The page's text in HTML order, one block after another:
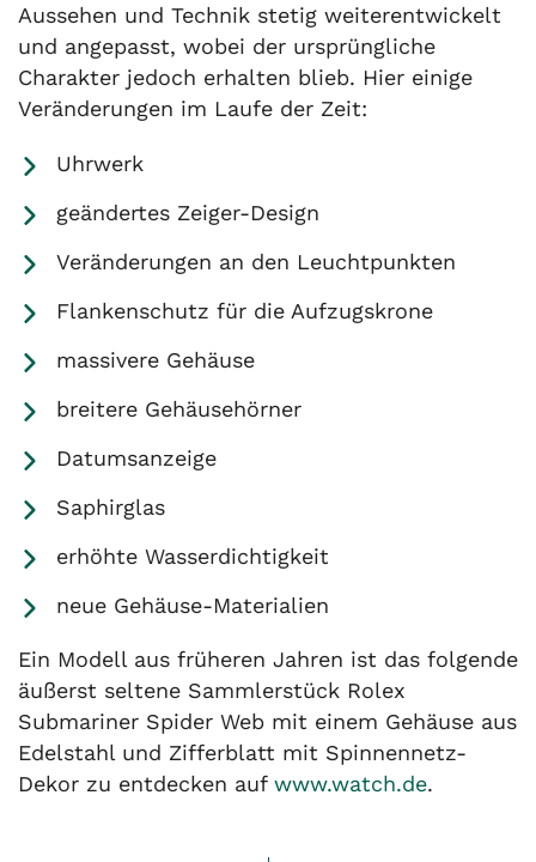
Aussehen und Technik stetig weiterentwickelt
und angepasst, wobei der ursprüngliche
Charakter jedoch erhalten blieb. Hier einige
Veränderungen im Laufe der Zeit:
Uhrwerk
geändertes Zeiger-Design
Veränderungen an den Leuchtpunkten
Flankenschutz für die Aufzugskrone
massivere Gehäuse
breitere Gehäusehörner
Datumsanzeige
Saphirglas
erhöhte Wasserdichtigkeit
neue Gehäuse-Materialien
Ein Modell aus früheren Jahren ist das folgende
äußerst seltene Sammlerstück Rolex
Submariner Spider Web mit einem Gehäuse aus
Edelstahl und Zifferblatt mit Spinnennetz-
Dekor zu entdecken auf www.watch.de.